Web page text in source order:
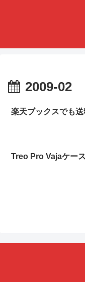
2009-02
楽天ブックスでも
Treo Pro Vajaケー